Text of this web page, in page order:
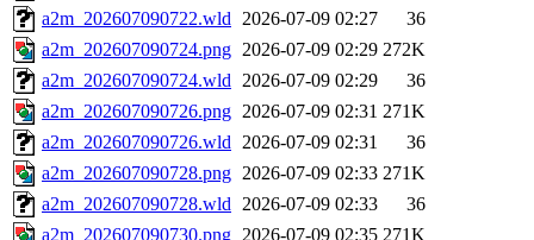
a2m_202607090722.wld 2026-07-09 02:27
36
a2m_202607090724.png 2026-07-09 02:29 272K
a2m_202607090724.wld 2026-07-09 02:29
36
a2m_202607090726.png 2026-07-09 02:31 271K
a2m_202607090726.wld 2026-07-09 02:31
36
a2m_202607090728.png 2026-07-09 02:33 271K
a2m_202607090728.wld 2026-07-09 02:33
36
a2m_202607090730.png 2026-07-09 02:35 271K